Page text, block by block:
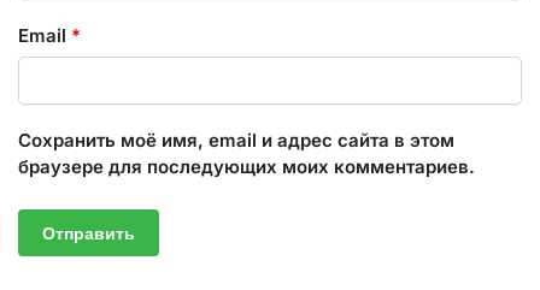
Email *
Сохранить моё имя, email и адрес сайта в этом
браузере для последующих моих комментариев.